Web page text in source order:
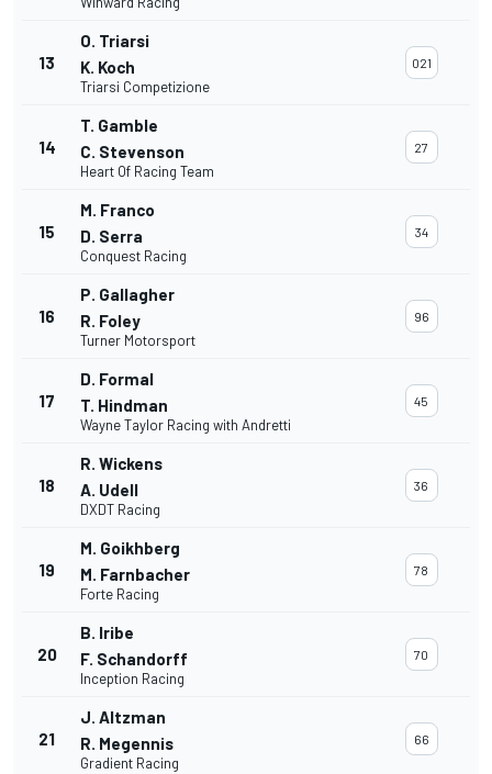
13
O. Triarsi
K. Koch
Triarsi Competizione
021
14
T. Gamble
C. Stevenson
Heart Of Racing Team
27
15
M. Franco
D. Serra
Conquest Racing
34
16
P. Gallagher
R. Foley
Turner Motorsport
96
17
D. Formal
T. Hindman
Wayne Taylor Racing with Andretti
45
18
R. Wickens
A. Udell
DXDT Racing
36
19
M. Goikhberg
M. Farnbacher
Forte Racing
78
20
B. Iribe
F. Schandorff
Inception Racing
70
21
J. Altzman
R. Megennis
Gradient Racing
66